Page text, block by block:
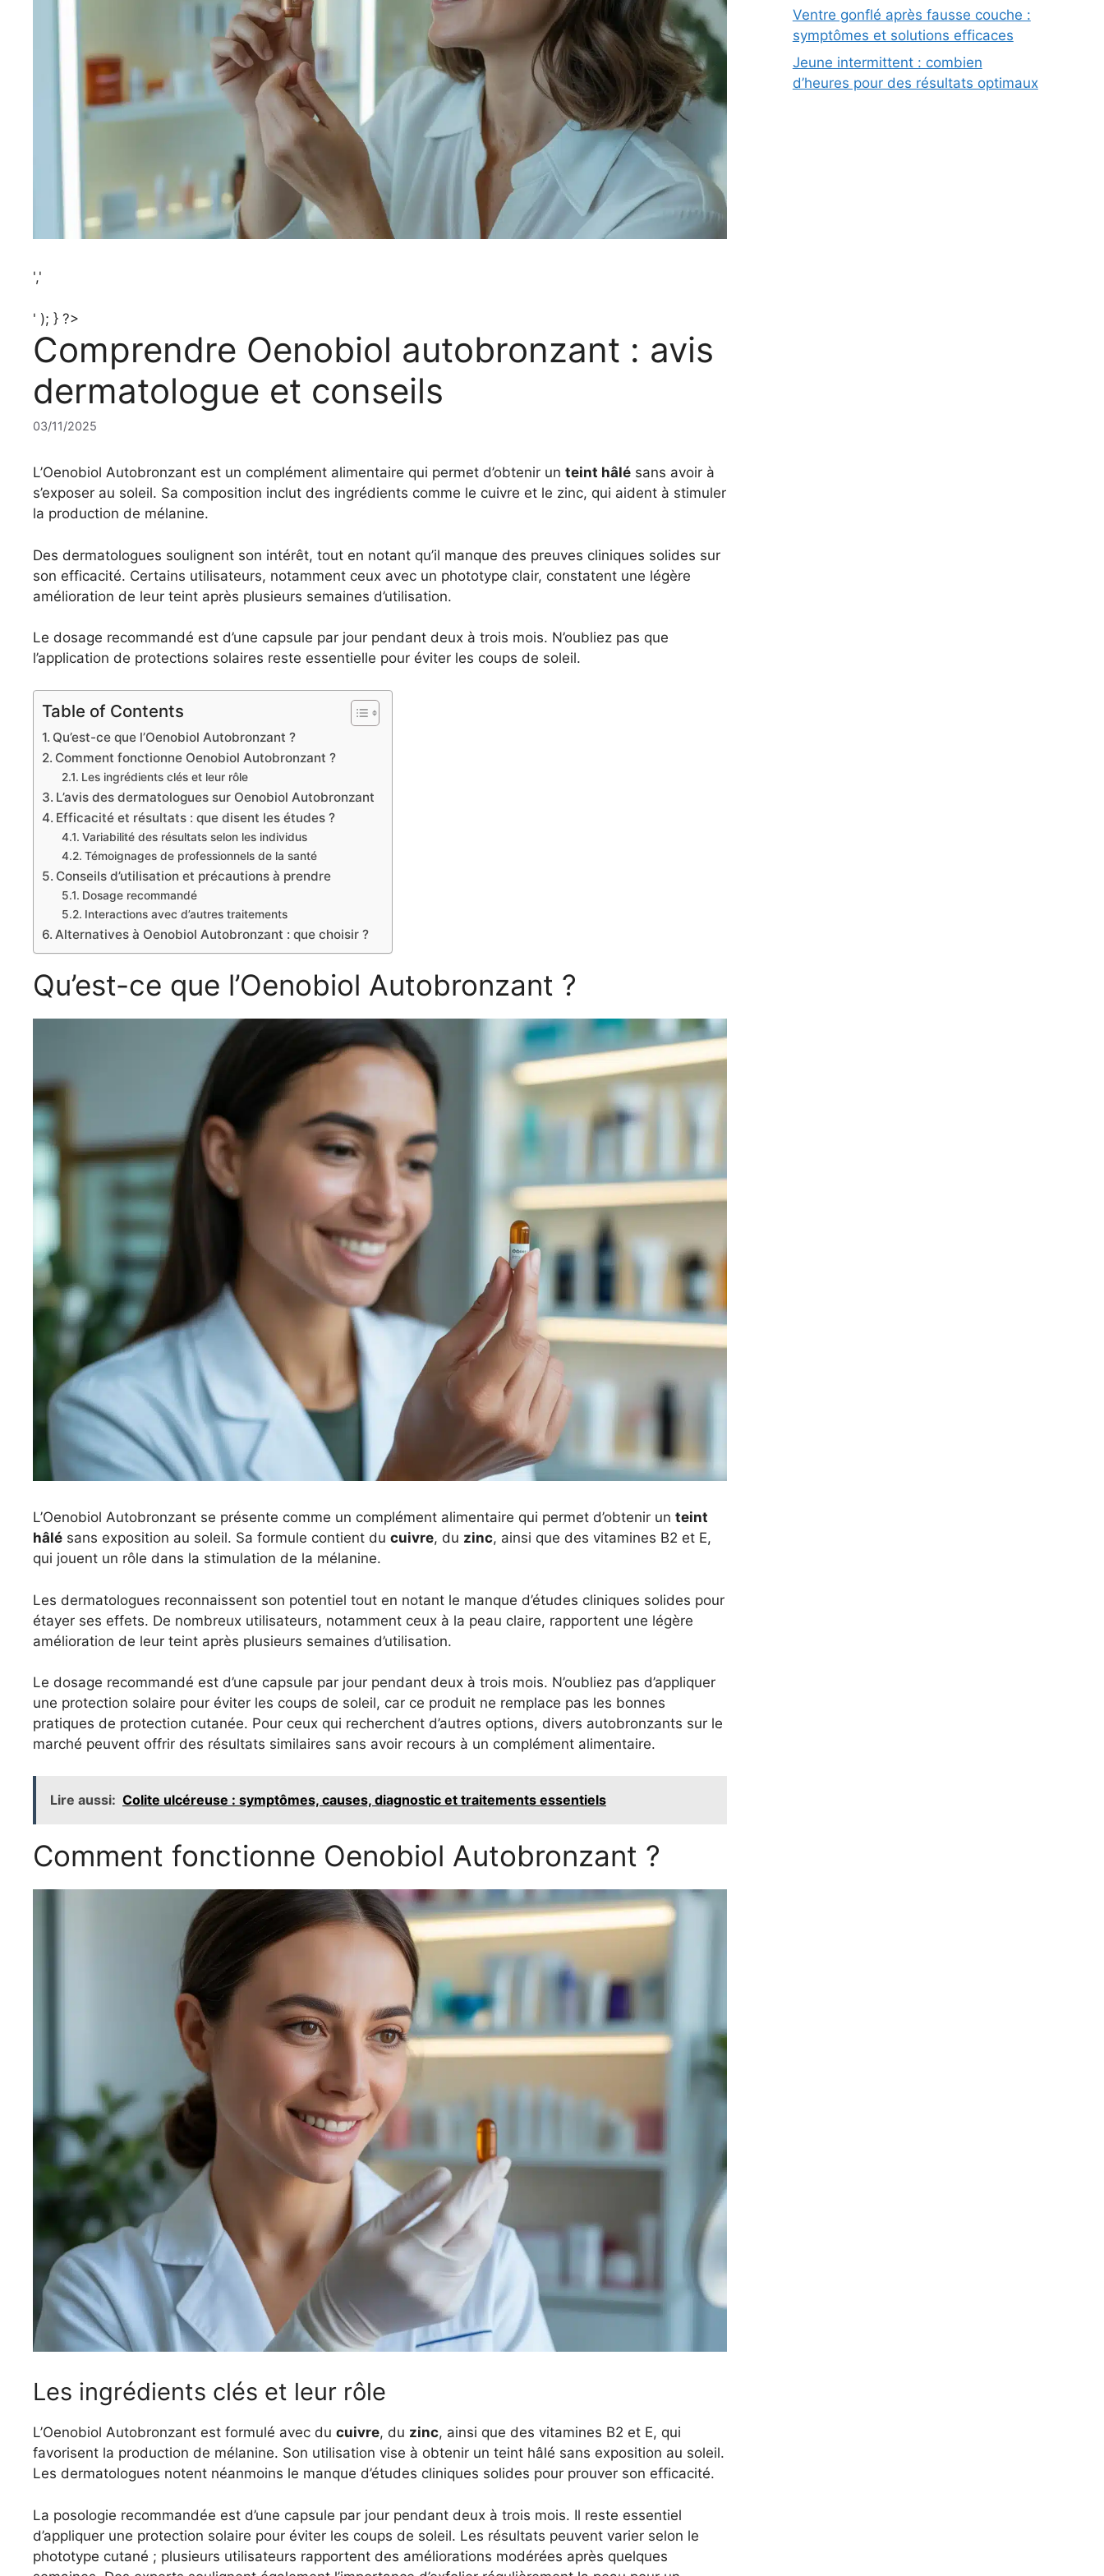
','
' ); } ?>
Comprendre Oenobiol autobronzant : avis
dermatologue et conseils
03/11/2025
L’Oenobiol Autobronzant est un complément alimentaire qui permet d’obtenir un teint hâlé sans avoir à
s’exposer au soleil. Sa composition inclut des ingrédients comme le cuivre et le zinc, qui aident à stimuler
la production de mélanine.
Des dermatologues soulignent son intérêt, tout en notant qu’il manque des preuves cliniques solides sur
son efficacité. Certains utilisateurs, notamment ceux avec un phototype clair, constatent une légère
amélioration de leur teint après plusieurs semaines d’utilisation.
Le dosage recommandé est d’une capsule par jour pendant deux à trois mois. N’oubliez pas que
l’application de protections solaires reste essentielle pour éviter les coups de soleil.
Table of Contents
Qu’est-ce que l’Oenobiol Autobronzant ?
Comment fonctionne Oenobiol Autobronzant ?
Les ingrédients clés et leur rôle
L’avis des dermatologues sur Oenobiol Autobronzant
Efficacité et résultats : que disent les études ?
Variabilité des résultats selon les individus
Témoignages de professionnels de la santé
Conseils d’utilisation et précautions à prendre
Dosage recommandé
Interactions avec d’autres traitements
Alternatives à Oenobiol Autobronzant : que choisir ?
Qu’est-ce que l’Oenobiol Autobronzant ?
L’Oenobiol Autobronzant se présente comme un complément alimentaire qui permet d’obtenir un teint
hâlé sans exposition au soleil. Sa formule contient du cuivre, du zinc, ainsi que des vitamines B2 et E,
qui jouent un rôle dans la stimulation de la mélanine.
Les dermatologues reconnaissent son potentiel tout en notant le manque d’études cliniques solides pour
étayer ses effets. De nombreux utilisateurs, notamment ceux à la peau claire, rapportent une légère
amélioration de leur teint après plusieurs semaines d’utilisation.
Le dosage recommandé est d’une capsule par jour pendant deux à trois mois. N’oubliez pas d’appliquer
une protection solaire pour éviter les coups de soleil, car ce produit ne remplace pas les bonnes
pratiques de protection cutanée. Pour ceux qui recherchent d’autres options, divers autobronzants sur le
marché peuvent offrir des résultats similaires sans avoir recours à un complément alimentaire.
Lire aussi: Colite ulcéreuse : symptômes, causes, diagnostic et traitements essentiels
Comment fonctionne Oenobiol Autobronzant ?
Les ingrédients clés et leur rôle
L’Oenobiol Autobronzant est formulé avec du cuivre, du zinc, ainsi que des vitamines B2 et E, qui
favorisent la production de mélanine. Son utilisation vise à obtenir un teint hâlé sans exposition au soleil.
Les dermatologues notent néanmoins le manque d’études cliniques solides pour prouver son efficacité.
La posologie recommandée est d’une capsule par jour pendant deux à trois mois. Il reste essentiel
d’appliquer une protection solaire pour éviter les coups de soleil. Les résultats peuvent varier selon le
phototype cutané ; plusieurs utilisateurs rapportent des améliorations modérées après quelques
Ventre gonflé après fausse couche :
symptômes et solutions efficaces
Jeune intermittent : combien
d’heures pour des résultats optimaux